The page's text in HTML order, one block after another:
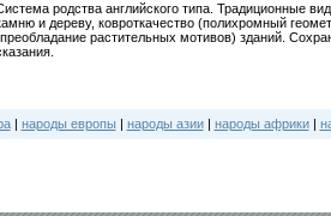
родства английского типа. Традиционные
и дереву, ковроткачество (полихромный
растительных мотивов) зданий.
| народы европы | народы азии| народы африки|